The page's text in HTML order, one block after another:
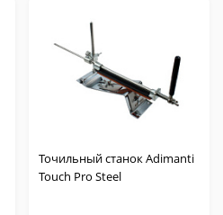
Точильный станок Adimanti
Touch Pro Steel